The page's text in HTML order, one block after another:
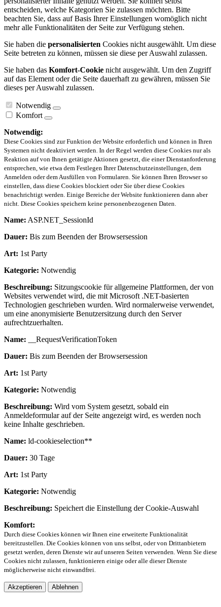
entscheiden, welche Kategorien Sie zulassen möchten. Bitte
beachten Sie, dass auf Basis Ihrer Einstellungen womöglich nicht
mehr alle Funktionalitäten der Seite zur Verfügung stehen.
Sie haben die personalisierten Cookies nicht ausgewählt. Um diese
Seite betreten zu können, müssen sie diese per Auswahl zulassen.
Sie haben das Komfort-Cookie nicht ausgewählt. Um den Zugriff
auf das Element oder die Seite dauerhaft zu gewähren, müssen Sie
dieses per Auswahl zulassen.
Notwendig
Komfort
Notwendig:
Diese Cookies sind zur Funktion der Website erforderlich und können in Ihren
Systemen nicht deaktiviert werden. In der Regel werden diese Cookies nur als
Reaktion auf von Ihnen getätigte Aktionen gesetzt, die einer Dienstanforderung
entsprechen, wie etwa dem Festlegen Ihrer Datenschutzeinstellungen, dem
Anmelden oder dem Ausfüllen von Formularen. Sie können Ihren Browser so
einstellen, dass diese Cookies blockiert oder Sie über diese Cookies
benachrichtigt werden. Einige Bereiche der Website funktionieren dann aber
nicht. Diese Cookies speichern keine personenbezogenen Daten.
Name: ASP.NET_SessionId
Dauer: Bis zum Beenden der Browsersession
Art: 1st Party
Kategorie: Notwendig
Beschreibung: Sitzungscookie für allgemeine Plattformen, der von
Websites verwendet wird, die mit Microsoft .NET-basierten
Technologien geschrieben wurden. Wird normalerweise verwendet,
um eine anonymisierte Benutzersitzung durch den Server
aufrechtzuerhalten.
Name: __RequestVerificationToken
Dauer: Bis zum Beenden der Browsersession
Art: 1st Party
Kategorie: Notwendig
Beschreibung: Wird vom System gesetzt, sobald ein
Anmeldeformular auf der Seite angezeigt wird, es werden noch
keine Inhalte geschrieben.
Name: ld-cookieselection**
Dauer: 30 Tage
Art: 1st Party
Kategorie: Notwendig
Beschreibung: Speichert die Einstellung der Cookie-Auswahl
Komfort:
Durch diese Cookies können wir Ihnen eine erweiterte Funktionalität
bereitzustellen. Die Cookies können von uns selbst, oder von Drittanbietern
gesetzt werden, deren Dienste wir auf unseren Seiten verwenden. Wenn Sie diese
Cookies nicht zulassen, funktionieren einige oder alle dieser Dienste
möglicherweise nicht einwandfrei.
Akzeptieren Ablehnen